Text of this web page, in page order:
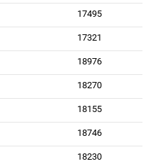
17495
17321
18976
18270
18155
18746
18230